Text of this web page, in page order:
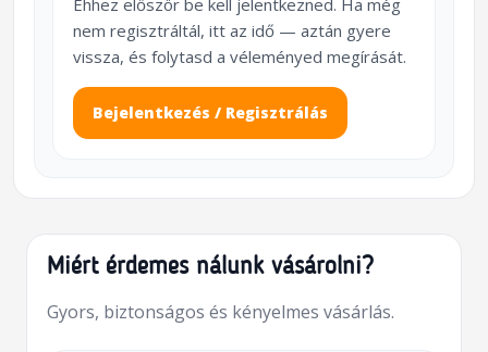
nem regisztráltál, itt az idő — aztán gyere
vissza, és folytasd a véleményed megírását.
Bejelentkezés / Regisztrálás
Miért érdemes nálunk vásárolni?
Gyors, biztonságos és kényelmes vásárlás.